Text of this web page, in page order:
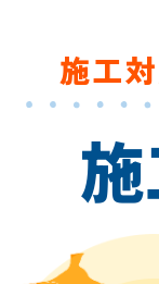
施工